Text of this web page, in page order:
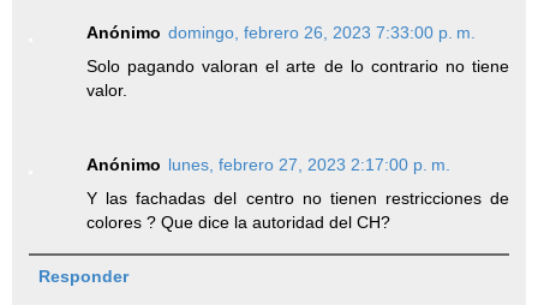
Anónimo domingo, febrero 26, 2023 7:33:00 p. m.
Solo pagando valoran el arte de lo contrario no tiene
valor.
Anónimo lunes, febrero 27, 2023 2:17:00 p. m.
Y las fachadas del centro no tienen restricciones de
colores ? Que dice la autoridad del CH?
Responder